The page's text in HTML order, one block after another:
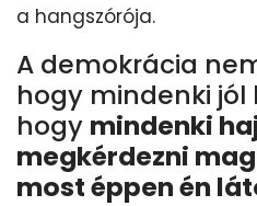
a hangszórója.
A demokrácia
hogy mindenki
hogy mindenki
megkérdezni
most éppen én